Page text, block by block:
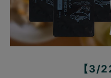
【3/